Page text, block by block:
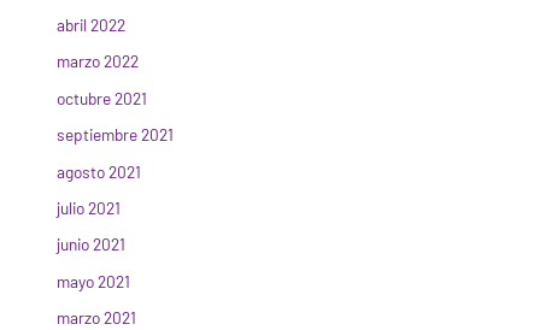
abril 2022
marzo 2022
octubre 2021
septiembre 2021
agosto 2021
julio 2021
junio 2021
mayo 2021
marzo 2021